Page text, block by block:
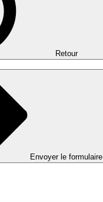
Retour
Envoyer le formulaire